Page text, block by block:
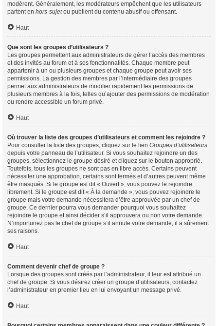
modèrent. Généralement, les modérateurs empêchent que les utilisateurs
partent en hors-sujetou publient du contenu abusif ou offensant.
Haut
Que sont les groupes d’utilisateurs ?
Les groupes permettent aux administrateurs de gérer l’accès des membres
et des invités au forum et à ses fonctionnalités. Chaque membre peut
appartenir à un ou plusieurs groupes et chaque groupe peut avoir ses
permissions. La gestion des membres par l’intermédiaire des groupes
permet aux administrateurs de modifier rapidement les permissions de
plusieurs membres à la fois, telles qu’ajouter des permissions de modération
ou rendre accessible un forum privé.
Haut
Où trouver la liste des groupes d’utilisateurs et comment les rejoindre ?
Pour consulter la liste des groupes, cliquez sur le lien Groupes d’utilisateurs
depuis votre panneau de l’utilisateur. Si vous souhaitez rejoindre un des
groupes, sélectionnez le groupe désiré et cliquez sur le bouton approprié.
Toutefois, tous les groupes ne sont pas en libre accès. Certains peuvent
nécessiter une approbation, certains sont fermés et d’autres peuvent même
être masqués. Si le groupe est dit « Ouvert », vous pouvez le rejoindre
librement. Si le groupe est dit « À la demande », vous pouvez rejoindre le
groupe mais votre demande nécessitera d’être approuvée par un chef de
groupe. Ce dernier pourra vous demander pourquoi vous souhaitez
rejoindre le groupe et ainsi décider s’il approuvera ou non votre demande.
N’importunez pas le chef de groupe s’il annule votre demande, il a sûrement
ses raisons.
Haut
Comment devenir chef de groupe ?
Lorsque des groupes sont créés par l’administrateur, il leur est attribué un
chef de groupe. Si vous désirez créer un groupe d’utilisateurs, contactez
l’administrateur en premier lieu en lui envoyant un message privé.
Haut